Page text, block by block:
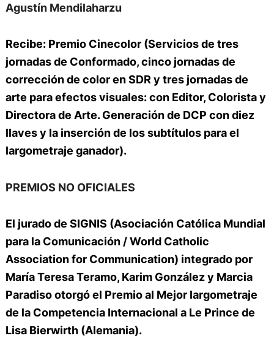
Agustín Mendilaharzu
Recibe: Premio Cinecolor (Servicios de tres
jornadas de Conformado, cinco jornadas de
corrección de color en SDR y tres jornadas de
arte para efectos visuales: con Editor, Colorista y
Directora de Arte. Generación de DCP con diez
llaves y la inserción de los subtítulos para el
largometraje ganador).
PREMIOS NO OFICIALES
El jurado de SIGNIS (Asociación Católica Mundial
para la Comunicación / World Catholic
Association for Communication) integrado por
María Teresa Teramo, Karim González y Marcia
Paradiso otorgó el Premio al Mejor largometraje
de la Competencia Internacional a Le Prince de
Lisa Bierwirth (Alemania).